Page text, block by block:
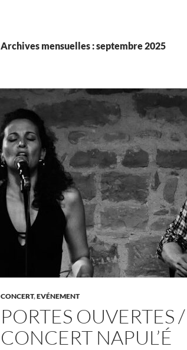
Archives mensuelles : septembre 2025
CONCERT,EVÉNEMENT
PORTES OUVERTES /
CONCERT NAPUL’É